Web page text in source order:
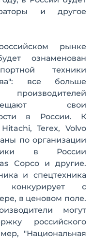
и другое
рынке
ознаменован
техники
все больше
свои
в России. К
Terex, Volvo
по организации
в России
Copco и другие.
и спецтехника
конкурирует с
в ценовом поле.
могут
российского
"Национальная